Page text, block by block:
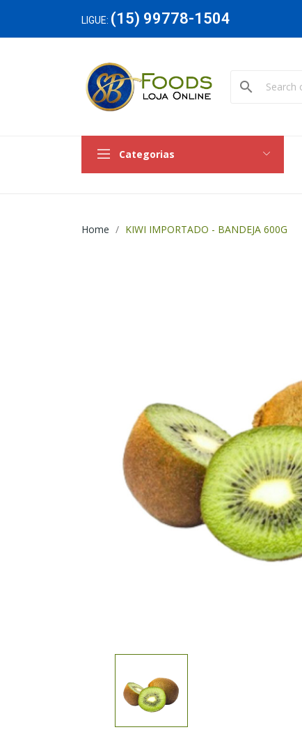
LIGUE: (15) 99778-1504
search
Categorias
Home KIWI IMPORTADO - BANDEJA 600G